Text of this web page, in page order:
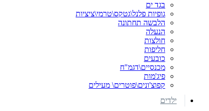
בגד ים
גופיות פלנל\גטקס\טרמי\ציציות
הלבשה תחתונה
הנעלה
חולצות
חליפות
כובעים
מכנסיים\דגמ"ח
פיג'מות
קפוצ'ונים\פוטרים\ מעילים
ילדים